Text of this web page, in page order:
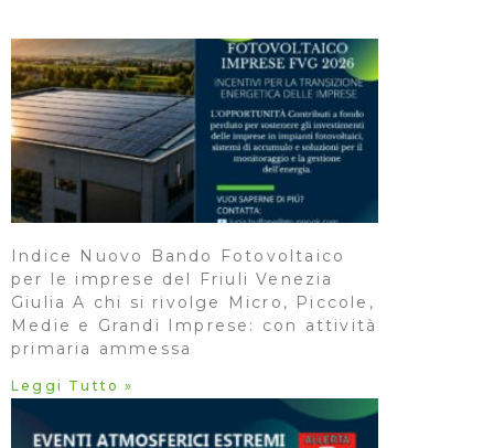
Indice Nuovo Bando Fotovoltaico
per le imprese del Friuli Venezia
Giulia A chi si rivolge Micro, Piccole,
Medie e Grandi Imprese: con attività
primaria ammessa
Leggi Tutto »